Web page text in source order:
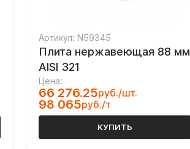
Артикул: N59345
Плита нержавеющая 88 мм
AISI 321
Цена:
66 276.25руб./шт.
98 065руб./т
КУПИТЬ